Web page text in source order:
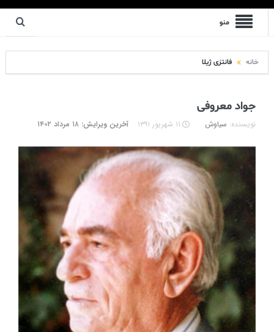
منو
خانه فانتزی ژیلا
جواد معروفی
نویسنده: سیاوش ۱۱ شهریور ۱۳۹۱ آخرین ویرایش: ۱۸ مرداد ۱۴۰۲